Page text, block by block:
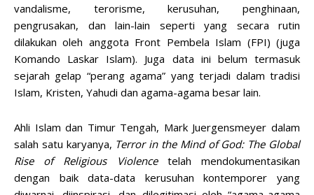
vandalisme, terorisme, kerusuhan, penghinaan,
pengrusakan, dan lain-lain seperti yang secara rutin
dilakukan oleh anggota Front Pembela Islam (FPI) (juga
Komando Laskar Islam). Juga data ini belum termasuk
sejarah gelap “perang agama” yang terjadi dalam tradisi
Islam, Kristen, Yahudi dan agama-agama besar lain.
Ahli Islam dan Timur Tengah, Mark Juergensmeyer dalam
salah satu karyanya, Terror in the Mind of God: The Global
Rise of Religious Violence telah mendokumentasikan
dengan baik data-data kerusuhan kontemporer yang